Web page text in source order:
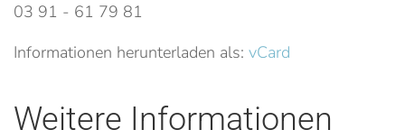
03 91 - 61 79 81
Informationen herunterladen als: vCard
Weitere Informationen